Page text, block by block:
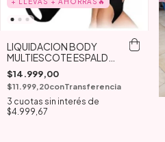
+ LLEVAS + AHORRAS🔥
LIQUIDACION BODY
MULTIESCOTE ESPALDA
DESCUBIERTA
$14.999,00
$11.999,20conTransferencia
3 cuotas sin interés de
$4.999,67